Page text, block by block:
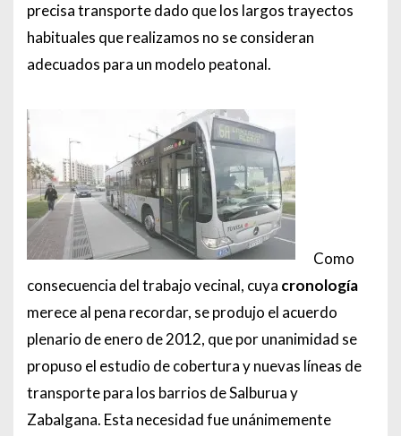
precisa transporte dado que los largos trayectos
habituales que realizamos no se consideran
adecuados para un modelo peatonal.
Como
consecuencia del trabajo vecinal, cuya cronología
merece al pena recordar, se produjo el acuerdo
plenario de enero de 2012, que por unanimidad se
propuso el estudio de cobertura y nuevas líneas de
transporte para los barrios de Salburua y
Zabalgana. Esta necesidad fue unánimemente